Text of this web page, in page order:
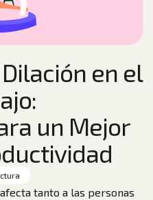
en el
un Mejor
tanto a las personas